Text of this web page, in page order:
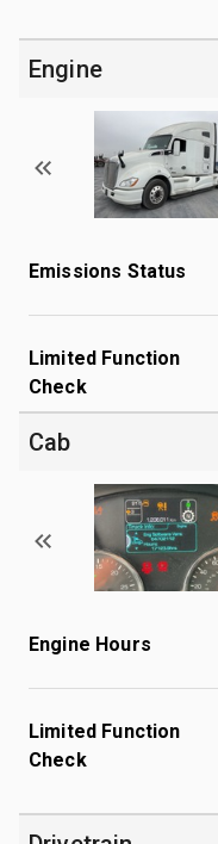
Engine
Emissions Status
Limited Function
Check
Cab
Engine Hours
Limited Function
Check